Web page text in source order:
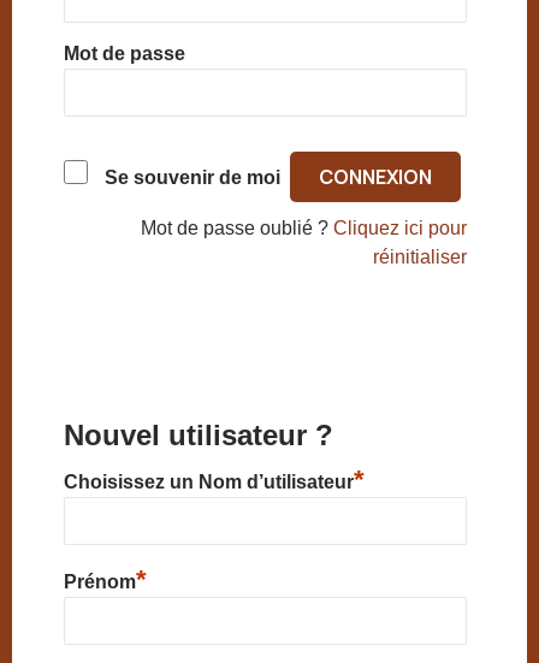
Mot de passe
Se souvenir de moi
Mot de passe oublié ?Cliquez ici pour
réinitialiser
Nouvel utilisateur ?
Choisissez un Nom d’utilisateur*
Prénom*